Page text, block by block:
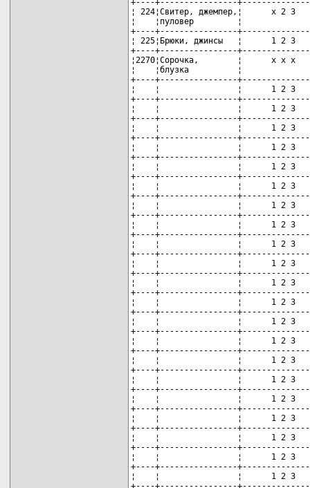
+----+----------------
¦ 224¦Свитер, джемпер,¦      x
¦    ¦пуловер         ¦
+----+----------------
¦ 225¦Брюки, джинсы   ¦      1 2
+----+----------------
¦2270¦Сорочка,        ¦      x х
¦    ¦блузка          ¦
+----+----------------
¦    ¦                ¦      1 2 3
+----+----------------
¦    ¦                ¦      1 2 3
+----+----------------
¦    ¦                ¦      1 2 3
+----+----------------
¦    ¦                ¦      1 2 3
+----+----------------
¦    ¦                ¦      1 2 3
+----+----------------
¦    ¦                ¦      1 2 3
+----+----------------
¦    ¦                ¦      1 2 3
+----+----------------
¦    ¦                ¦      1 2 3
+----+----------------
¦    ¦                ¦      1 2 3
+----+----------------
¦    ¦                ¦      1 2 3
+----+----------------
¦    ¦                ¦      1 2 3
+----+----------------
¦    ¦                ¦      1 2 3
+----+----------------
¦    ¦                ¦      1 2 3
+----+----------------
¦    ¦                ¦      1 2 3
+----+----------------
¦    ¦                ¦      1 2 3
+----+----------------
¦    ¦                ¦      1 2 3
+----+----------------
¦    ¦                ¦      1 2 3
+----+----------------
¦    ¦                ¦      1 2 3
+----+----------------
¦    ¦                ¦      1 2 3
+----+----------------
¦    ¦                ¦      1 2 3
+----+----------------
¦    ¦                ¦      1 2 3
+----+----------------